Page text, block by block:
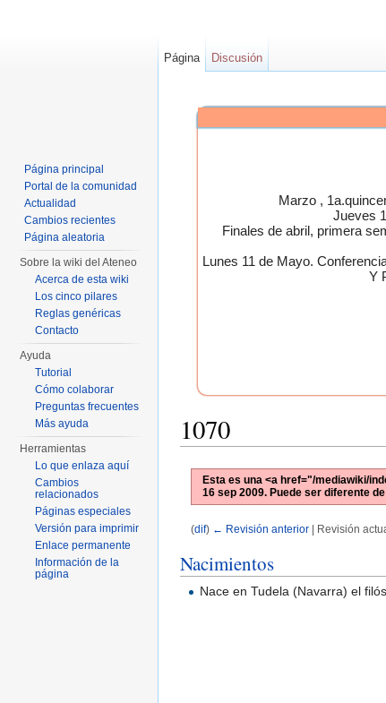
Marzo ,
Jueves
Finales de abril, primera
Lunes 11 de Mayo.
Y
1070
Esta es una <a href="/mediawiki/
16 sep 2009. Puede ser diferente
(dif) ← Revisión anterior| Revisión
Nacimientos
Nace en Tudela (Navarra) el
Página Discusión
Página principal
Portal de la comunidad
Actualidad
Cambios recientes
Página aleatoria
Sobre la wiki del Ateneo
Acerca de esta wiki
Los cinco pilares
Reglas genéricas
Contacto
Ayuda
Tutorial
Cómo colaborar
Preguntas frecuentes
Más ayuda
Herramientas
Lo que enlaza aquí
Cambios
relacionados
Páginas especiales
Versión para imprimir
Enlace permanente
Información de la
página